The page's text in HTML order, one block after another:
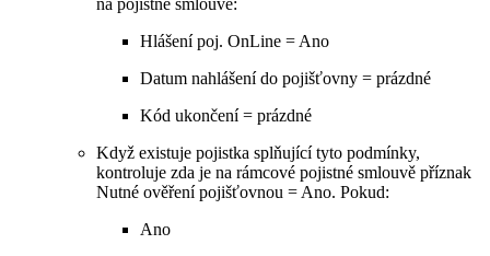
na pojistné smlouvě:
Hlášení poj. OnLine = Ano
Datum nahlášení do pojišťovny = prázdné
Kód ukončení = prázdné
Když existuje pojistka splňující tyto podmínky,
kontroluje zda je na rámcové pojistné smlouvě příznak
Nutné ověření pojišťovnou = Ano. Pokud:
Ano